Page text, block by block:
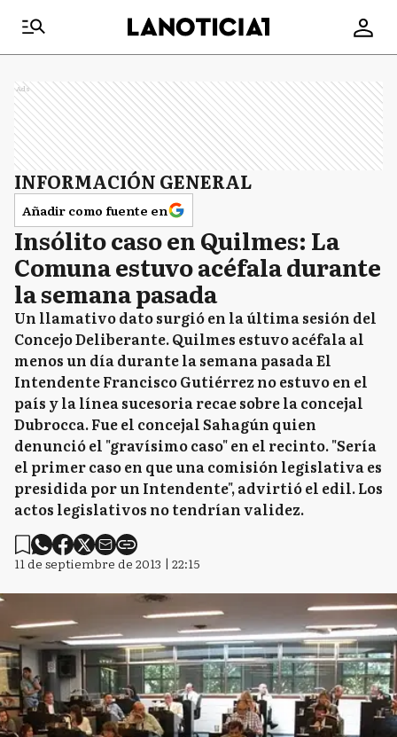
Ads
INFORMACIÓN GENERAL
Añadir como fuente en
Insólito caso en Quilmes: La
Comuna estuvo acéfala durante
la semana pasada
Un llamativo dato surgió en la última sesión del
Concejo Deliberante. Quilmes estuvo acéfala al
menos un día durante la semana pasada El
Intendente Francisco Gutiérrez no estuvo en el
país y la línea sucesoria recae sobre la concejal
Dubrocca. Fue el concejal Sahagún quien
denunció el "gravísimo caso" en el recinto. "Sería
el primer caso en que una comisión legislativa es
presidida por un Intendente", advirtió el edil. Los
actos legislativos no tendrían validez.
11 de septiembre de 2013 | 22:15